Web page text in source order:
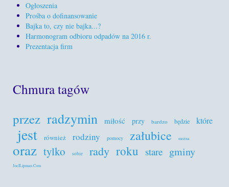
Ogłoszenia
Prośba o dofinansowanie
Bajka to, czy nie bajka...?
Harmonogram odbioru odpadów na 2016 r.
Prezentacja firm
Chmura tagów
przez radzymin miłość przy bardzo będzie które
jest również rodziny pomocy załubice można
oraz tylko sobie rady roku stare gminy
JoelLipman.Com